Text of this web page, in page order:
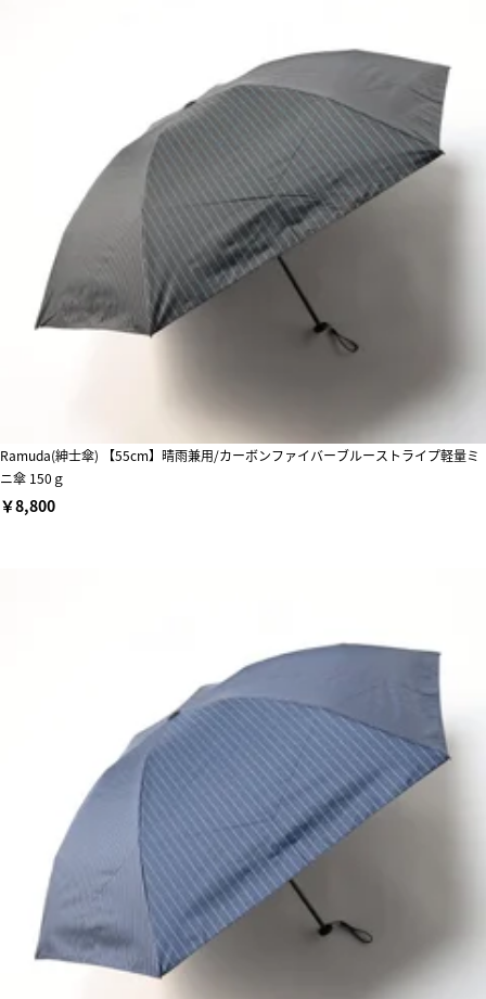
Ramuda(紳士傘) 【55cm】晴雨兼用/カーボンファイバーブルーストライプ軽量ミ
ニ傘 150ｇ
￥8,800